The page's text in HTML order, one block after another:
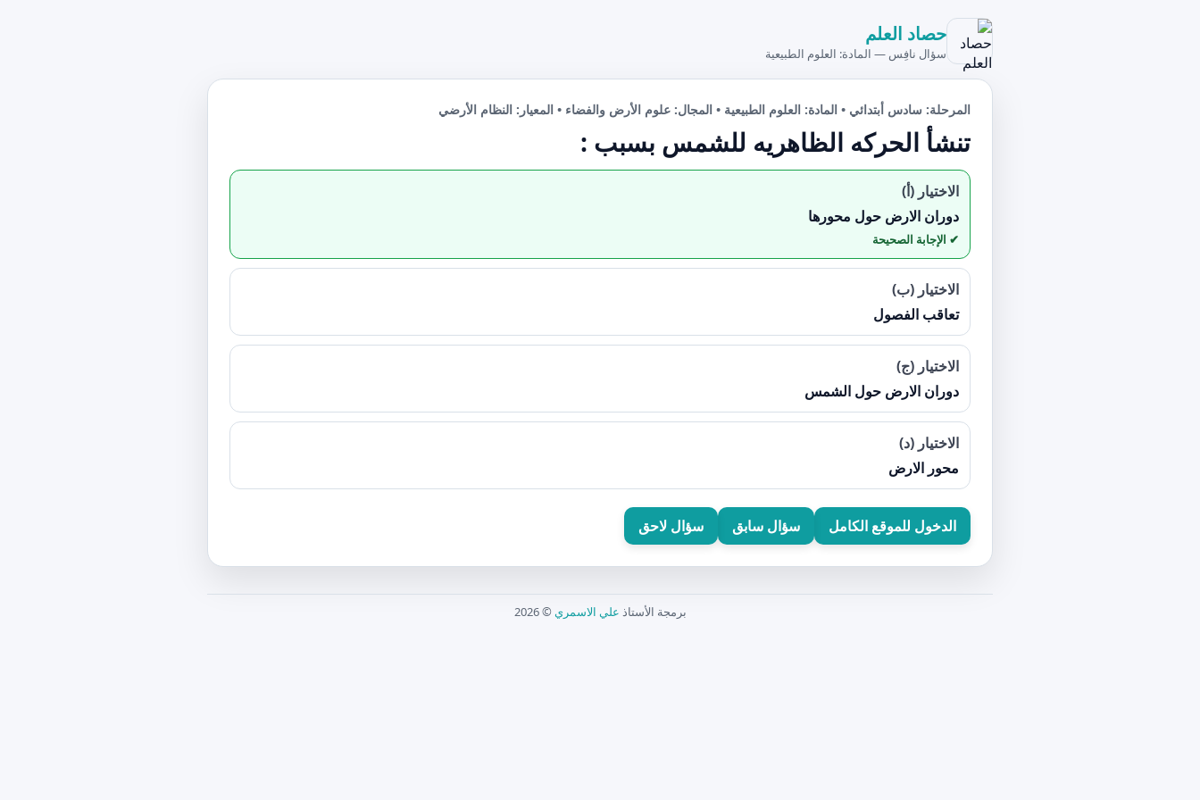
حصاد العلم
سؤال نافِس — المادة: العلوم الطبيعية
المرحلة: سادس أبتدائي • المادة: العلوم الطبيعية • المجال: علوم الأرض والفضاء • المعيار: النظام الأرضي
تنشأ الحركه الظاهريه للشمس بسبب :
الاختيار (أ)
دوران الارض حول محورها
الاختيار (ب)
تعاقب الفصول
الاختيار (ج)
دوران الارض حول الشمس
الاختيار (د)
محور الارض
الدخول للموقع الكامل سؤال سابق سؤال لاحق
برمجة الأستاذ علي الاسمري © 2026